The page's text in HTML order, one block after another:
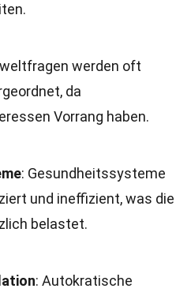
werden oft
da
Vorrang haben.
: Gesundheitssysteme
und ineffizient, was die
belastet.
: Autokratische